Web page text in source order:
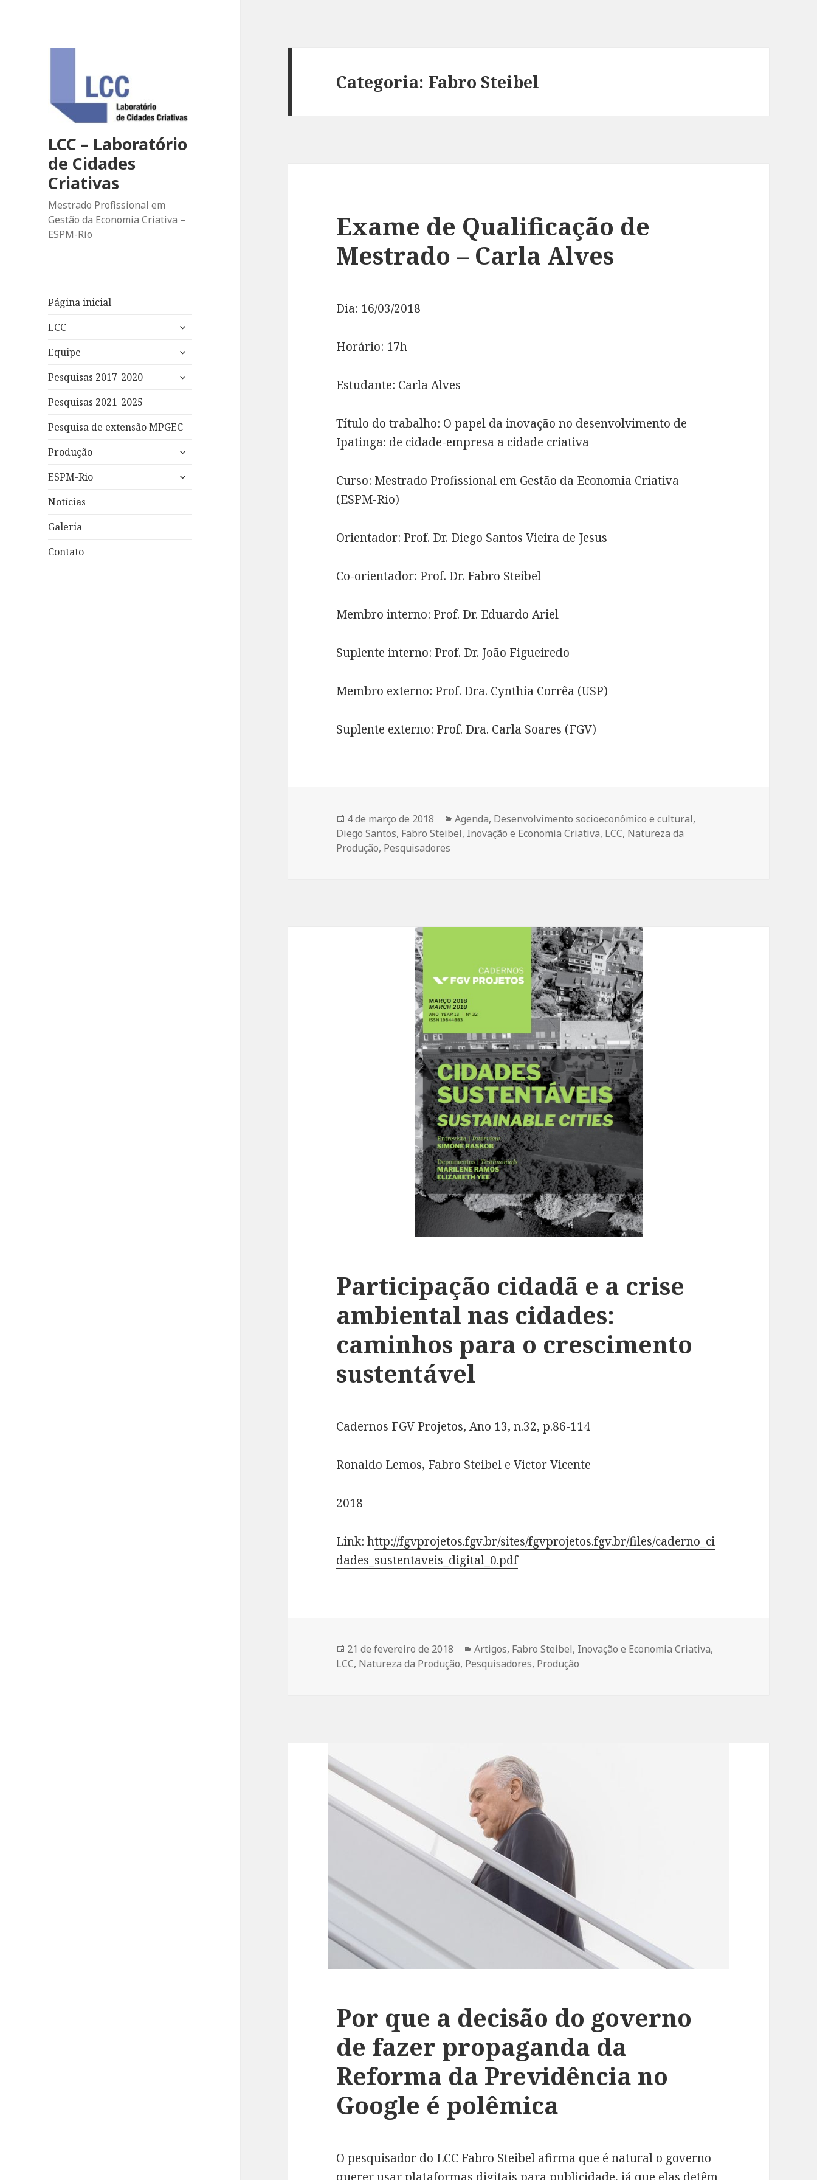
LCC – Laboratório
de Cidades
Criativas
Mestrado Profissional em
Gestão da Economia Criativa –
ESPM-Rio
Página inicial
LCC
expandir
Equipe
expandir
Pesquisas 2017-2020
expandir
Pesquisas 2021-2025
Pesquisa de extensão MPGEC
Produção
expandir
ESPM-Rio
expandir
Notícias
Galeria
Contato
Categoria: Fabro Steibel
Exame de Qualificação de
Mestrado – Carla Alves
Dia: 16/03/2018
Horário: 17h
Estudante: Carla Alves
Título do trabalho: O papel da inovação no desenvolvimento de
Ipatinga: de cidade-empresa a cidade criativa
Curso: Mestrado Profissional em Gestão da Economia Criativa
(ESPM-Rio)
Orientador: Prof. Dr. Diego Santos Vieira de Jesus
Co-orientador: Prof. Dr. Fabro Steibel
Membro interno: Prof. Dr. Eduardo Ariel
Suplente interno: Prof. Dr. João Figueiredo
Membro externo: Prof. Dra. Cynthia Corrêa (USP)
Suplente externo: Prof. Dra. Carla Soares (FGV)
Publicado
em
4 de março de 2018 Categorias
Agenda, Desenvolvimento socioeconômico e cultural,
Diego Santos, Fabro Steibel, Inovação e Economia Criativa, LCC, Natureza da
Produção, Pesquisadores
Participação cidadã e a crise
ambiental nas cidades:
caminhos para o crescimento
sustentável
Cadernos FGV Projetos, Ano 13, n.32, p.86-114
Ronaldo Lemos, Fabro Steibel e Victor Vicente
2018
Link: http://fgvprojetos.fgv.br/sites/fgvprojetos.fgv.br/files/caderno_ci
dades_sustentaveis_digital_0.pdf
Publicado
em
21 de fevereiro de 2018 Categorias
Artigos, Fabro Steibel, Inovação e Economia Criativa,
LCC, Natureza da Produção, Pesquisadores, Produção
Por que a decisão do governo
de fazer propaganda da
Reforma da Previdência no
Google é polêmica
O pesquisador do LCC Fabro Steibel afirma que é natural o governo